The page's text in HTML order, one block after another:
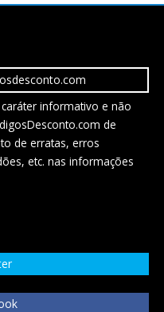
informativo e não
de
de erratas, erros
etc. nas informações